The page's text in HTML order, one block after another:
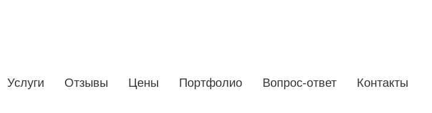
Услуги Отзывы Цены Портфолио Вопрос-ответ Контакты